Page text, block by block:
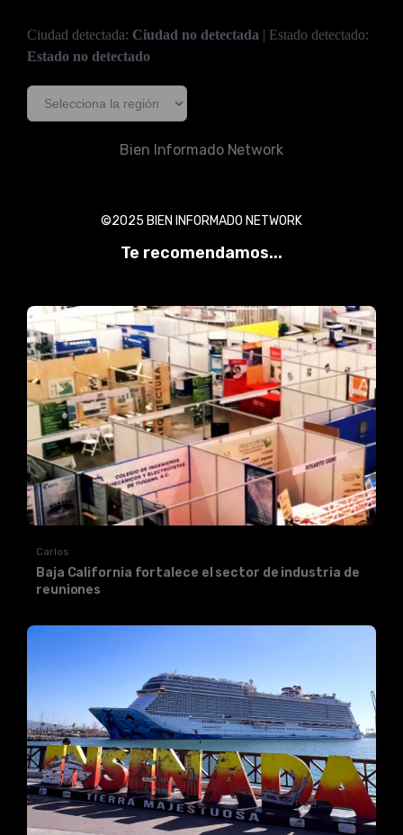
Ciudad detectada: Ciudad no detectada | Estado detectado:
Estado no detectado
Bien Informado Network
©2025 BIEN INFORMADO NETWORK
Te recomendamos...
Carlos
Baja California fortalece el sector de industria de
reuniones